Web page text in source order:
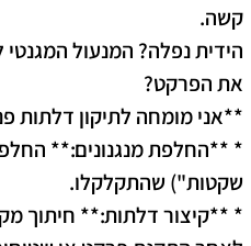
קשה.
הידית נפלה? המנעול
את הפרקט?
**אני מומחה לתיקון דלתות
* **החלפת מנגנונים:**
שקטות") שהתקלקלו.
* **קיצור דלתות:** חיתוך